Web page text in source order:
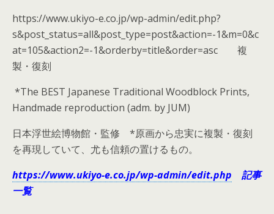
https://www.ukiyo-e.co.jp/wp-admin/edit.php?
s&post_status=all&post_type=post&action=-1&m=0&c
at=105&action2=-1&orderby=title&order=asc 複
製・復刻
*The BEST Japanese Traditional Woodblock Prints,
Handmade reproduction (adm. by JUM)
日本浮世絵博物館・監修 *原画から忠実に複製・復刻
を再現していて、尤も信頼の置けるもの。
https://www.ukiyo-e.co.jp/wp-admin/edit.php 記事
一覧